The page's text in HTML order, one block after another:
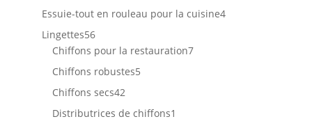
produits
Essuie-tout en rouleau pour la cuisine44
Lingettes5656
produits
Chiffons pour la restauration77
Chiffons robustes55
Chiffons secs4242
produits
Distributrices de chiffons1